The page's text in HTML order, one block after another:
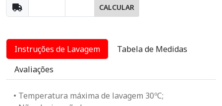
CALCULAR
Instruções de Lavagem
Tabela de Medidas
Avaliações
• Temperatura máxima de lavagem 30ºC;